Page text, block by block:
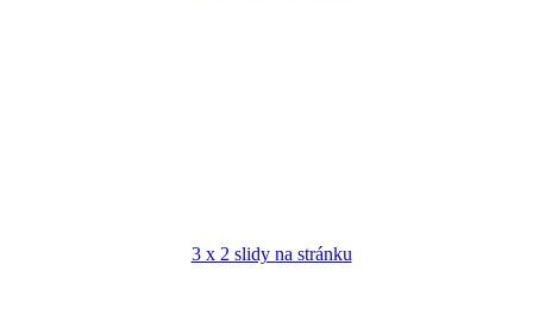
3 x 2 slidy na stránku